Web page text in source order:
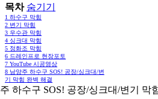
목차 숨기기
1 하수구 막힘
2 변기 막힘
3 우수관 막힘
4 싱크대 막힘
5 정화조 막힘
6 드레인프로 현장포토
7 YouTube 시공영상
8 남양주 하수구 SOS! 공장/싱크대/변
기 막힘 완벽 해결
하수구 SOS! 공장/싱크대/변기 막